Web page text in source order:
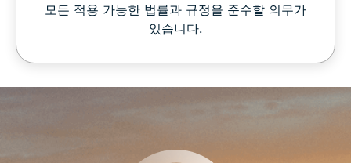
모든 적용 가능한 법률과 규정을 준수할 의무가
있습니다.